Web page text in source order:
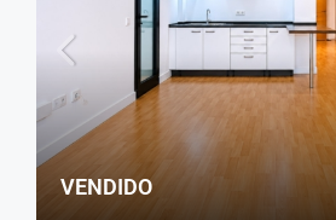
VENDIDO